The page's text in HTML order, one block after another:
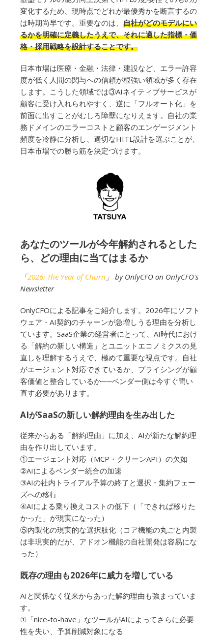
変化するため、現時点でどれが最優秀かを断言するの
は時期尚早です。重要なのは、 自社がどのモデルにい
るかを明確に定義したうえで、それに適した指標・価
格・採用戦略を設計することです。
日本市場は医療・金融・法律・建設など、エラー許容
度が低く人間の関与への信頼が根強い領域が多く存在
します。こうした領域では③AIネイティブサービスが
顧客に受け入れられやすく、逆に「フルオート化」を
前面に出すことがむしろ障壁になりえます。自社の業
務ドメインのエラーコストと顧客のエンゲージメント
頻度を冷静に分析し、適切なHITL設計を選ぶことが、
日本市場での勝ち筋を決定づけます。
あなたのツールが今年解約されるとした
ら、どの理由に当てはまるか
「2026: The Year of Churn 」 by OnlyCFO on OnlyCFO's
Newsletter
OnlyCFOによる記事をご紹介します。2026年にソフト
ウェア・AI契約のチャーンが急増しうる理由を分析し
ています。SaaS企業の経営者にとって、AI時代におけ
る「解約の新しい構造」とユニットエコノミクスの見
直しを理解するうえで、極めて重要な視点です。自社
がエージェント対応できているか、プライシングが顧
客価値と整合しているか──ベンダー側は今すぐ問い
直す必要があります。
AIがSaaSの新しい解約理由を生み出した
従来からある「解約理由」に加え、AIが新たな解約理
由を作り出しています。
①エージェント対応（MCP・クリーンAPI）の欠如
②AIによるベンダー統合の加速
③AIの社内トライアル予算の終了と選択・集約フェー
ズへの移行
④AIによる乗り換えコストの低下（「できれば移りた
かった」が現実になった）
⑤内製化の現実的な選択肢化（コア機能の丸ごと内製
は非現実的だが、アドオン機能の自社開発は容易にな
った）
既存の理由も2026年に威力を増している
AIと関係なく従来からあった解約理由も強まっていま
す。
①「nice-to-have」なツールがAIによってさらに必要
性を失い、予算削減対象になる